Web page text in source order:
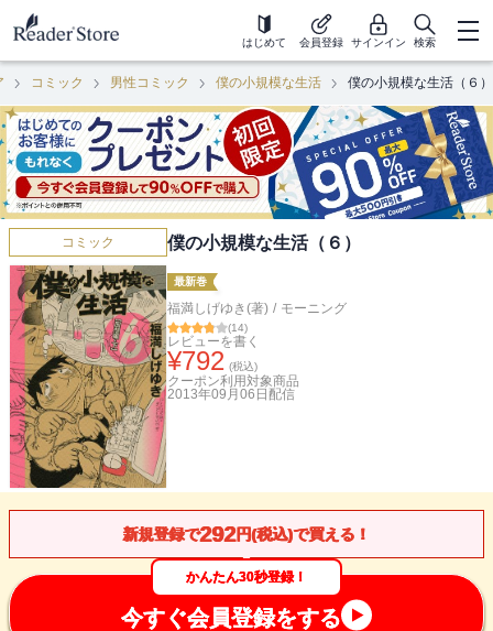
はじめて 会員登録 サインイン 検索
コミック 男性コミック 僕の小規模な生活 僕の小規模な生活（６）
コミック 僕の小規模な生活（６）
最新巻
福満しげゆき(著) / モーニング
(14)
レビューを書く
¥792 (税込)
クーポン利用対象商品
2013年09月06日 配信
新規登録で292円(税込)で買える！
かんたん30秒登録！
今すぐ会員登録をする